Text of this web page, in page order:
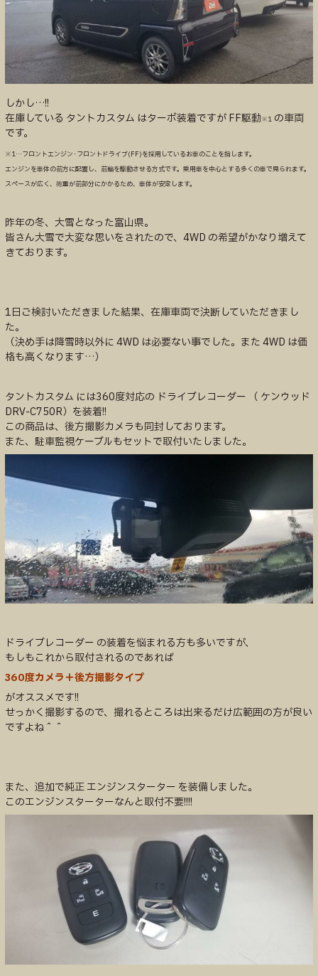
しかし…!!
在庫している タントカスタム はターボ装着ですが FF駆動※1 の車両
です。
※1…フロントエンジン･フロントドライブ(FF)を採用しているお車のことを指します。
エンジンを車体の前方に配置し、前輪を駆動させる方式です。乗用車を中心とする多くの車で見られます。
スペースが広く、荷重が前部分にかかるため、車体が安定します。
昨年の冬、大雪となった富山県。
皆さん大雪で大変な思いをされたので、4WD の希望がかなり増えて
きております。
1日ご検討いただきました結果、在庫車両で決断していただきまし
た。
（決め手は降雪時以外に 4WD は必要ない事でした。また 4WD は価
格も高くなります…）
タントカスタム には360度対応の ドライブレコーダー （ ケンウッド
DRV-C750R）を装着!!
この商品は、後方撮影カメラも同封しております。
また、駐車監視ケーブルもセットで取付いたしました。
ドライブレコーダー の装着を悩まれる方も多いですが、
もしもこれから取付されるのであれば
360度カメラ＋後方撮影タイプ
がオススメです!!
せっかく撮影するので、撮れるところは出来るだけ広範囲の方が良い
ですよね＾＾
また、追加で純正 エンジンスターター を装備しました。
このエンジンスターターなんと取付不要!!!!